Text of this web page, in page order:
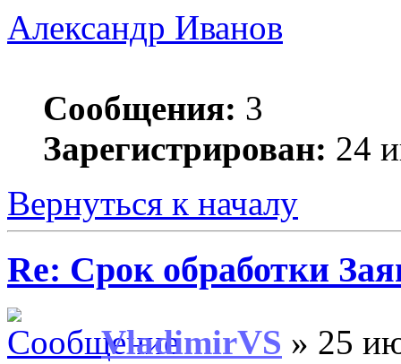
Александр Иванов
Сообщения: 3
Зарегистрирован: 24
Вернуться к началу
Re: Срок обработки
VladimirVS » 25